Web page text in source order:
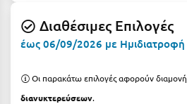
Ελληνικό Αρκαδίας
Ερέτρια
Διαθέσιμες Επιλογές
έως 06/09/2026 με Ημιδιατροφή
Οι παρακάτω επιλογές αφορούν διαμονή
διανυκτερεύσεων.